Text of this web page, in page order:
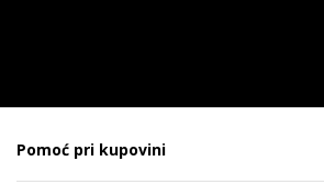
Pomoć pri kupovini